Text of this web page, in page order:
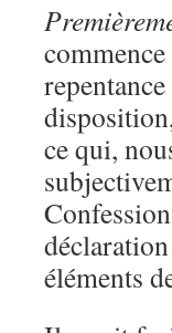
ce qui,
éléments